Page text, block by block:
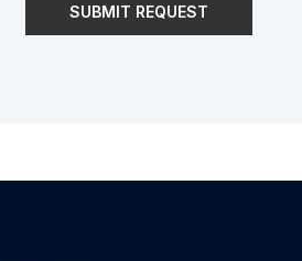
SUBMIT REQUEST